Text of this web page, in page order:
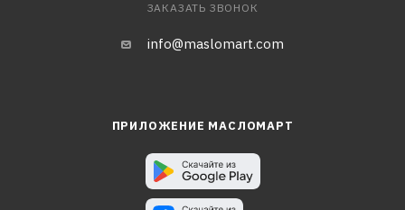
ЗАКАЗАТЬ ЗВОНОК
info@maslomart.com
ПРИЛОЖЕНИЕ МАСЛОМАРТ